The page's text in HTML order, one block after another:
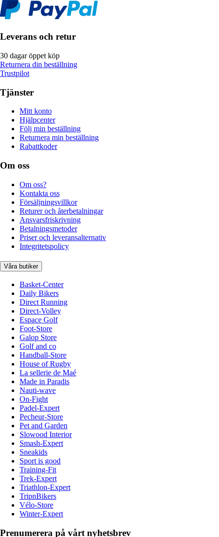
Leverans och retur
30 dagar öppet köp
Returnera din beställning
Trustpilot
Tjänster
Mitt konto
Hjälpcenter
Följ min beställning
Returnera min beställning
Rabattkoder
Om oss
Om oss?
Kontakta oss
Försäljningsvillkor
Returer och återbetalningar
Ansvarsfriskrivning
Betalningsmetoder
Priser och leveransalternativ
Integritetspolicy
Våra butiker
Basket-Center
Daily Bikers
Direct Running
Direct-Volley
Espace Golf
Foot-Store
Galop Store
Golf and co
Handball-Store
House of Rugby
La sellerie de Maé
Made in Paradis
Nauti-wave
On-Fight
Padel-Expert
Pecheur-Store
Pet and Garden
Slowood Interior
Smash-Expert
Sneakids
Sport is good
Training-Fit
Trek-Expert
Triathlon-Expert
TripnBikers
Vélo-Store
Winter-Expert
Prenumerera på vårt nyhetsbrev